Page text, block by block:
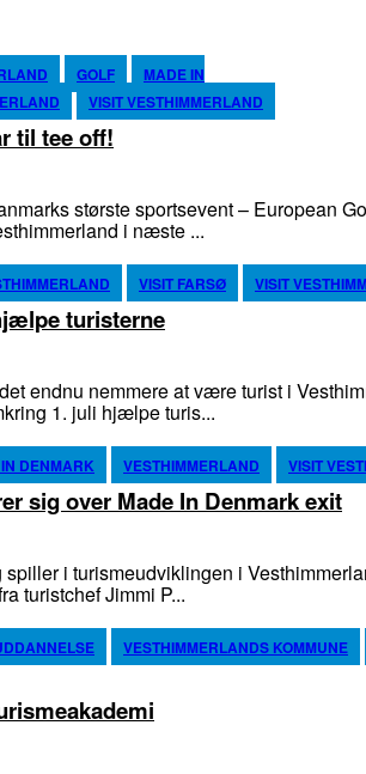
GOLF
MADE IN
VISIT VESTHIMMERLAND
til tee off!
største sportsevent – European
i næste ...
VISIT FARSØ VISIT
turisterne
endnu nemmere at være turist i
1. juli hjælpe turis...
DENMARK VESTHIMMERLAND VISIT
sig over Made In Denmark exit
i turismeudviklingen i
turistchef Jimmi P...
VESTHIMMERLANDS KOMMUNE